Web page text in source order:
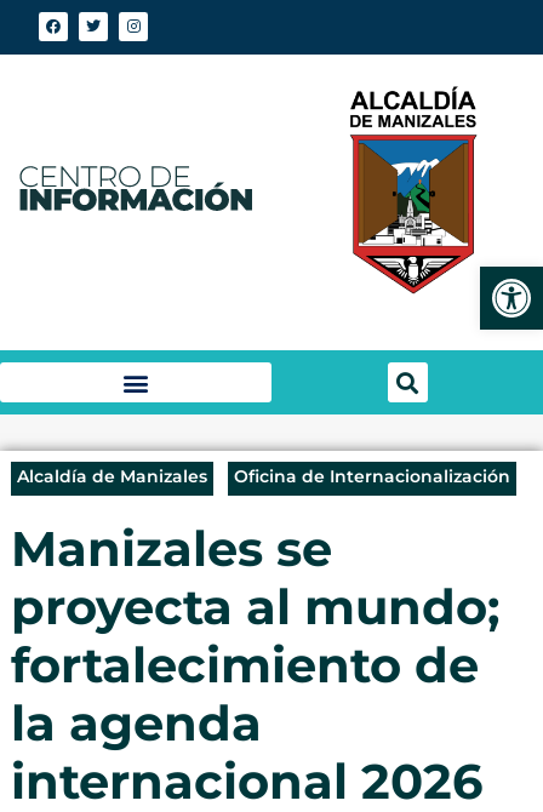
Alcaldía de Manizales Oficina de Internacionalización
Manizales se
proyecta al mundo;
fortalecimiento de
la agenda
internacional 2026